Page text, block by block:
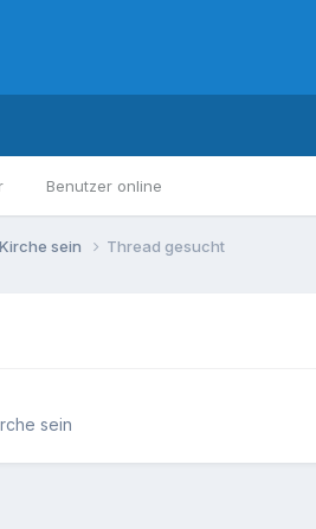
Benutzer online
sein Thread gesucht
sein